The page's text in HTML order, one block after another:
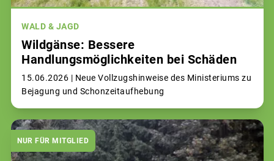
WALD & JAGD
Wildgänse: Bessere
Handlungsmöglichkeiten bei Schäden
15.06.2026 | Neue Vollzugshinweise des Ministeriums zu
Bejagung und Schonzeitaufhebung
NUR FÜR MITGLIED